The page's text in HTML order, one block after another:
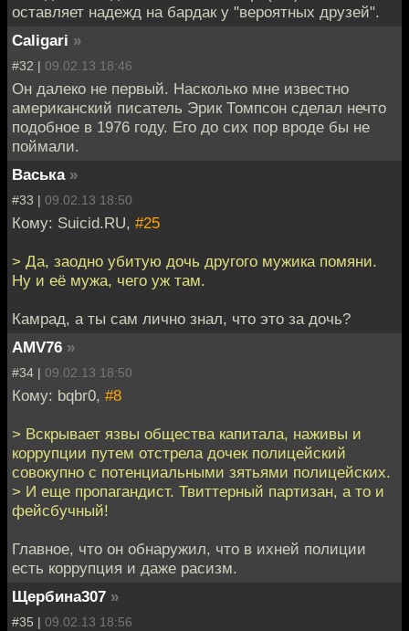
оставляет надежд на бардак у "вероятных друзей".
Caligari »
#32 | 09.02.13 18:46
Он далеко не первый. Насколько мне известно
американский писатель Эрик Томпсон сделал нечто
подобное в 1976 году. Его до сих пор вроде бы не
поймали.
Васька »
#33 | 09.02.13 18:50
Кому: Suicid.RU, #25
> Да, заодно убитую дочь другого мужика помяни.
Ну и её мужа, чего уж там.
Камрад, а ты сам лично знал, что это за дочь?
AMV76 »
#34 | 09.02.13 18:50
Кому: bqbr0, #8
> Вскрывает язвы общества капитала, наживы и
коррупции путем отстрела дочек полицейский
совокупно с потенциальными зятьями полицейских.
> И еще пропагандист. Твиттерный партизан, а то и
фейсбучный!
Главное, что он обнаружил, что в ихней полиции
есть коррупция и даже расизм.
Щербина307 »
#35 | 09.02.13 18:56